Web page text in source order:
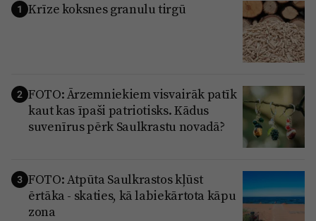
Ētikas kodekss
Lietošanas noteikumi
Sludinājumi
1 Krīze koksnes granulu tirgū
2 FOTO: Ārzemniekiem visvairāk patīk
kaut kas īpaši patriotisks. Kādus
suvenīrus pērk Saulkrastu novadā?
3 FOTO: Atpūta Saulkrastos kļūst
ērtāka - skaties, kā labiekārtota kāpu
zona